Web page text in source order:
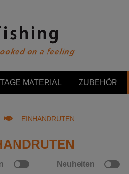
MATERIAL ZUBEHÖR
EINHANDRUTEN
Neuheiten